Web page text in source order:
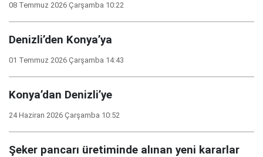
08 Temmuz 2026 Çarşamba 10:22
Denizli’den Konya’ya
01 Temmuz 2026 Çarşamba 14:43
Konya’dan Denizli’ye
24 Haziran 2026 Çarşamba 10:52
Şeker pancarı üretiminde alınan yeni kararlar